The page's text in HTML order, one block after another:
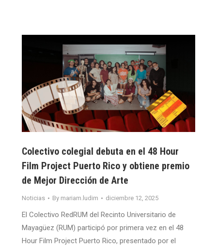
Colectivo colegial debuta en el 48 Hour
Film Project Puerto Rico y obtiene premio
de Mejor Dirección de Arte
Noticias By mariam.ludim diciembre 12, 2025
El Colectivo RedRUM del Recinto Universitario de
Mayagüez (RUM) participó por primera vez en el 48
Hour Film Project Puerto Rico, presentado por el